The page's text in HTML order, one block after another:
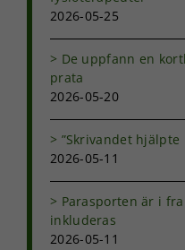
2026-05-25
De uppfann en
prata
2026-05-20
”Skrivandet
2026-05-11
Parasporten är i
inkluderas
2026-05-11